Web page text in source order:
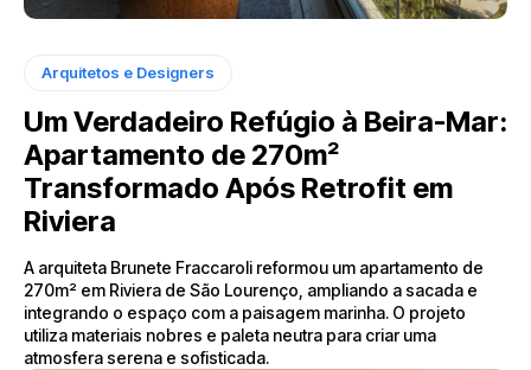
Arquitetos e Designers
Um Verdadeiro Refúgio à Beira-Mar:
Apartamento de 270m²
Transformado Após Retrofit em
Riviera
A arquiteta Brunete Fraccaroli reformou um apartamento de
270m² em Riviera de São Lourenço, ampliando a sacada e
integrando o espaço com a paisagem marinha. O projeto
utiliza materiais nobres e paleta neutra para criar uma
atmosfera serena e sofisticada.